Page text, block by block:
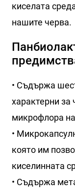
киселата
нашите черва.
• Съдържа
характерни за
микрофлора
•
която им
киселинната
• Съдържа